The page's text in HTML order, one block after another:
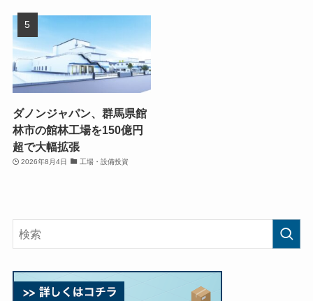
ダノンジャパン、群馬県館
林市の館林工場を150億円
超で大幅拡張
2026年8月4日 工場・設備投資